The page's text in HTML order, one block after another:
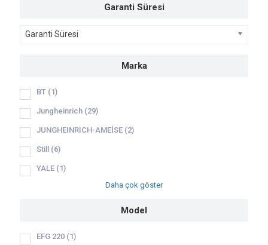
Garanti Süresi
Garanti Süresi
Marka
BT (1)
Jungheinrich (29)
JUNGHEINRICH-AMEİSE (2)
Still (6)
YALE (1)
Daha çok göster
Model
EFG 220 (1)